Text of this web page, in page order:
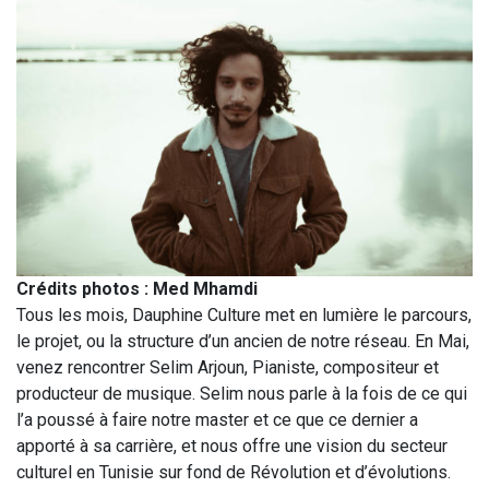
Crédits photos : Med Mhamdi
Tous les mois, Dauphine Culture met en lumière le parcours,
le projet, ou la structure d’un ancien de notre réseau. En Mai,
venez rencontrer Selim Arjoun, Pianiste, compositeur et
producteur de musique. Selim nous parle à la fois de ce qui
l’a poussé à faire notre master et ce que ce dernier a
apporté à sa carrière, et nous offre une vision du secteur
culturel en Tunisie sur fond de Révolution et d’évolutions.